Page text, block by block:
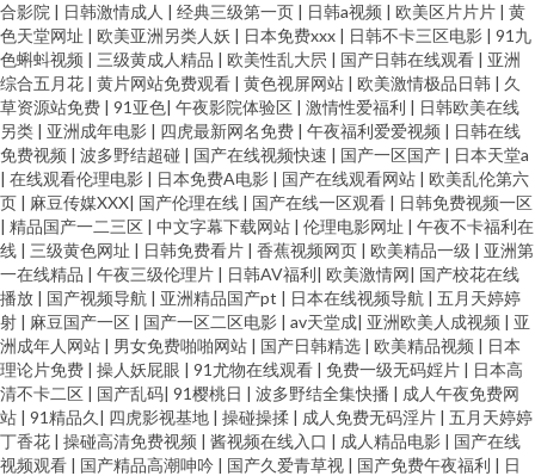
合影院 | 日韩激情成人 | 经典三级第一页 | 日韩a视频 | 欧美区片片片 | 黄
色天堂网址 | 欧美亚洲另类人妖 | 日本免费xxx | 日韩不卡三区电影 | 91九
色蝌蚪视频 | 三级黄成人精品 | 欧美性乱大屄 | 国产日韩在线观看 | 亚洲
综合五月花 | 黄片网站免费观看 | 黄色视屏网站 | 欧美激情极品日韩 | 久
草资源站免费 | 91亚色| 午夜影院体验区 | 激情性爱福利 | 日韩欧美在线
另类 | 亚洲成年电影 | 四虎最新网名免费 | 午夜福利爱爱视频 | 日韩在线
免费视频 | 波多野结超碰 | 国产在线视频快速 | 国产一区国产 | 日本天堂a
| 在线观看伦理电影 | 日本免费A电影 | 国产在线观看网站 | 欧美乱伦第六
页 | 麻豆传媒XXX| 国产伦理在线 | 国产在线一区观看 | 日韩免费视频一区
| 精品国产一二三区 | 中文字幕下载网站 | 伦理电影网址 | 午夜不卡福利在
线 | 三级黄色网址 | 日韩免费看片 | 香蕉视频网页 | 欧美精品一级 | 亚洲第
一在线精品 | 午夜三级伦理片 | 日韩AV福利| 欧美激情网| 国产校花在线
播放 | 国产视频导航 | 亚洲精品国产pt | 日本在线视频导航 | 五月天婷婷
射 | 麻豆国产一区 | 国产一区二区电影 | av天堂成| 亚洲欧美人成视频 | 亚
洲成年人网站 | 男女免费啪啪网站 | 国产日韩精选 | 欧美精品视频 | 日本
理论片免费 | 操人妖屁眼 | 91尤物在线观看 | 免费一级无码婬片 | 日本高
清不卡二区 | 国产乱码| 91樱桃日 | 波多野结全集快播 | 成人午夜免费网
站 | 91精品久 | 四虎影视基地 | 操碰操揉 | 成人免费无码淫片 | 五月天婷婷
丁香花 | 操碰高清免费视频 | 酱视频在线入口 | 成人精品电影 | 国产在线
视频观看 | 国产精品高潮呻吟 | 国产久爱青草视 | 国产免费午夜福利 | 日